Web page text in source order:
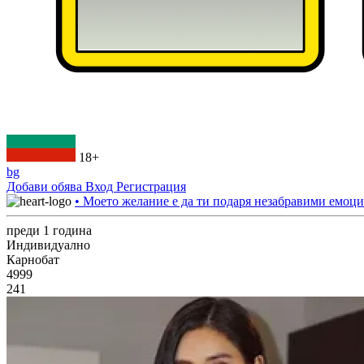
18+
bg
Добави обява Вход Регистрация
• Моето желание е да ти подаря незабравими
преди 1 година
Индивидуално
Карнобат
4999
241